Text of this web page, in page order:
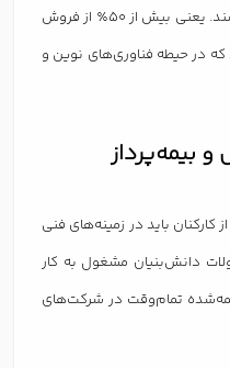
به محصولات غیر دانش‌بنیان داشته باشند. یعنی بیش از ۵۰٪ از فروش
که در حیطه فناوری‌های نوین و
بیمه‌پرداز
باید در زمینه‌های فنی
دانش‌بنیان مشغول به کار
تمام‌وقت در شرکت‌های